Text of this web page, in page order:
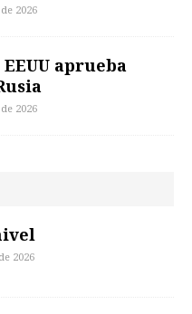
2026
aprueba
2026
2026